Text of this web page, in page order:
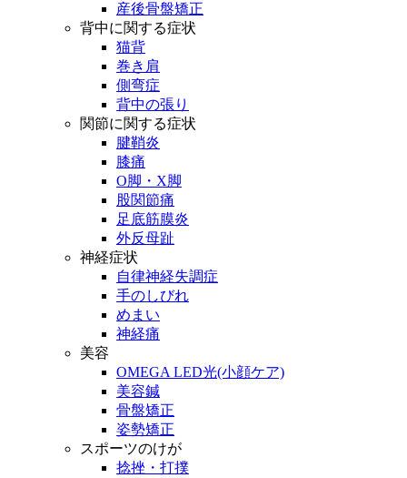
産後骨盤矯正
背中に関する症状
猫背
巻き肩
側弯症
背中の張り
関節に関する症状
腱鞘炎
膝痛
O脚・X脚
股関節痛
足底筋膜炎
外反母趾
神経症状
自律神経失調症
手のしびれ
めまい
神経痛
美容
OMEGA LED光(小顔ケア)
美容鍼
骨盤矯正
姿勢矯正
スポーツのけが
捻挫・打撲